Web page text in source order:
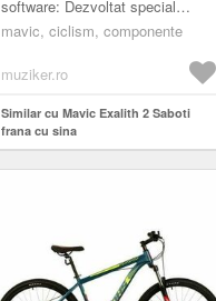
software: Dezvoltat special
pentru tehnologia jantelor din
cea mai...
mavic, ciclism, componente
muziker.ro
Similar cu Mavic Exalith 2 Saboti
frana cu sina